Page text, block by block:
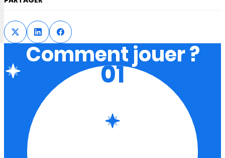
Comment jouer ?
01